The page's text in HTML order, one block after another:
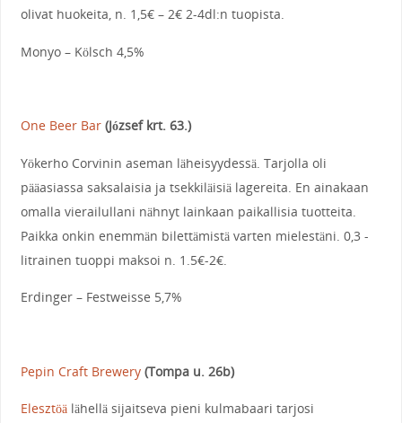
olivat huokeita, n. 1,5€ – 2€ 2-4dl:n tuopista.
Monyo – Kölsch 4,5%
One Beer Bar (József krt. 63.)
Yökerho Corvinin aseman läheisyydessä. Tarjolla oli
pääasiassa saksalaisia ja tsekkiläisiä lagereita. En ainakaan
omalla vierailullani nähnyt lainkaan paikallisia tuotteita.
Paikka onkin enemmän bilettämistä varten mielestäni. 0,3 -
litrainen tuoppi maksoi n. 1.5€-2€.
Erdinger – Festweisse 5,7%
Pepin Craft Brewery (Tompa u. 26b)
Elesztöälähellä sijaitseva pieni kulmabaari tarjosi